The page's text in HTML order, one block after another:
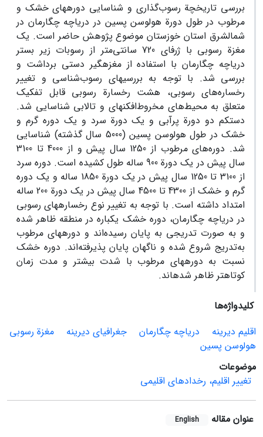
بررسی تاریخچة رسوب‌گذاری و شناسایی دوره‏های خشک و
مرطوب در طول دورة هولوسن پسین در دریاچه چگارمان در
شمال‏شرق استان خوزستان موضوع پژوهش حاضر است. یک
مغزة ‏رسوبی با ژرفای 720 سانتی‌متر از رسوبات زیر بستر
دریاچه چگارمان با استفاده از مغزه‏گیر دستی برداشت و
بررسی شد. با توجه به بررسی‏های رسوب‌شناسی و تغییر
رخساره‌های رسوبی، هشت رخسارة رسوبی قابل تفکیک
متعلق به محیط‌های مخروط‌افکنه‏ای و تالابی شناسایی شد.
دست‎کم دو دورة پرآبی و یک دورة سرد و یک دوره گرم و
خشک در طول هولوسن پسین (5000 سال گذشته) شناسایی
شد. دوره‌های مرطوب از 1250 سال پیش و از 4000 تا 3100
سال پیش در یک دورة 900 ساله طول کشیده است. دوره‌ سرد
از 3100 تا 1250 سال پیش در یک دورة 1850 ساله و یک دوره
گرم و خشک از 4300 تا 4500 سال پیش در یک دورة 200 ساله
امتداد داشته است. با توجه به تغییر نوع رخساره‏های رسوبی
در دریاچه چگارمان، دوره خشک یکباره در منطقه ظاهر شده
و به صورت تدریجی به ‏پایان رسیده‌اند و دوره‏های مرطوب
به‌تدریج شروع شده و ناگهان پایان پذیرفته‌اند. دوره‏ خشک
نسبت به دوره‏های مرطوب با شدت بیشتر و مدت زمان
کوتاه‏تر ظاهر شده‏اند.
کلیدواژه‌ها
اقلیم دیرینه
دریاچه چگارمان جغرافیای دیرینه
مغزة رسوبی
هولوسن پسین
موضوعات
تغییر اقلیم، رخدادهای اقلیمی
عنوان مقاله English